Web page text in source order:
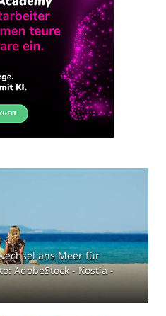
ans Meer für
AdobeStock - Kostia -